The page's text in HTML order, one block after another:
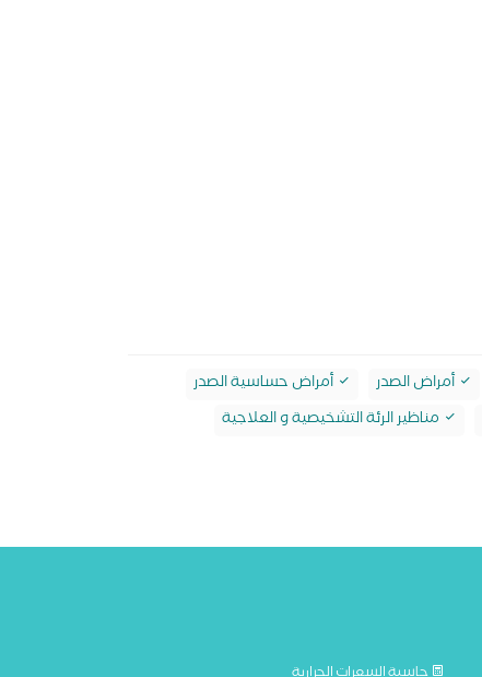
أمراض الصدر
أمراض حساسية الصدر
مناظير الرئة التشخيصية و العلاجية